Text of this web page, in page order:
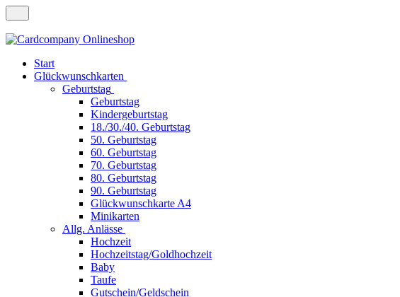
Start
Glückwunschkarten
Geburtstag
Geburtstag
Kindergeburtstag
18./30./40. Geburtstag
50. Geburtstag
60. Geburtstag
70. Geburtstag
80. Geburtstag
90. Geburtstag
Glückwunschkarte A4
Minikarten
Allg. Anlässe
Hochzeit
Hochzeitstag/Goldhochzeit
Baby
Taufe
Gutschein/Geldschein